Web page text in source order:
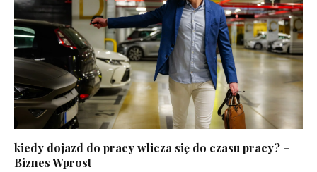
kiedy dojazd do pracy wlicza się do czasu pracy? –
Biznes Wprost